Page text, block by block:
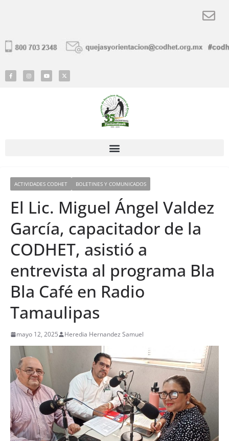
ACTIVIDADES CODHET BOLETINES Y COMUNICADOS
El Lic. Miguel Ángel Valdez
García, capacitador de la
CODHET, asistió a
entrevista al programa Bla
Bla Café en Radio
Tamaulipas
mayo 12, 2025 Heredia Hernandez Samuel